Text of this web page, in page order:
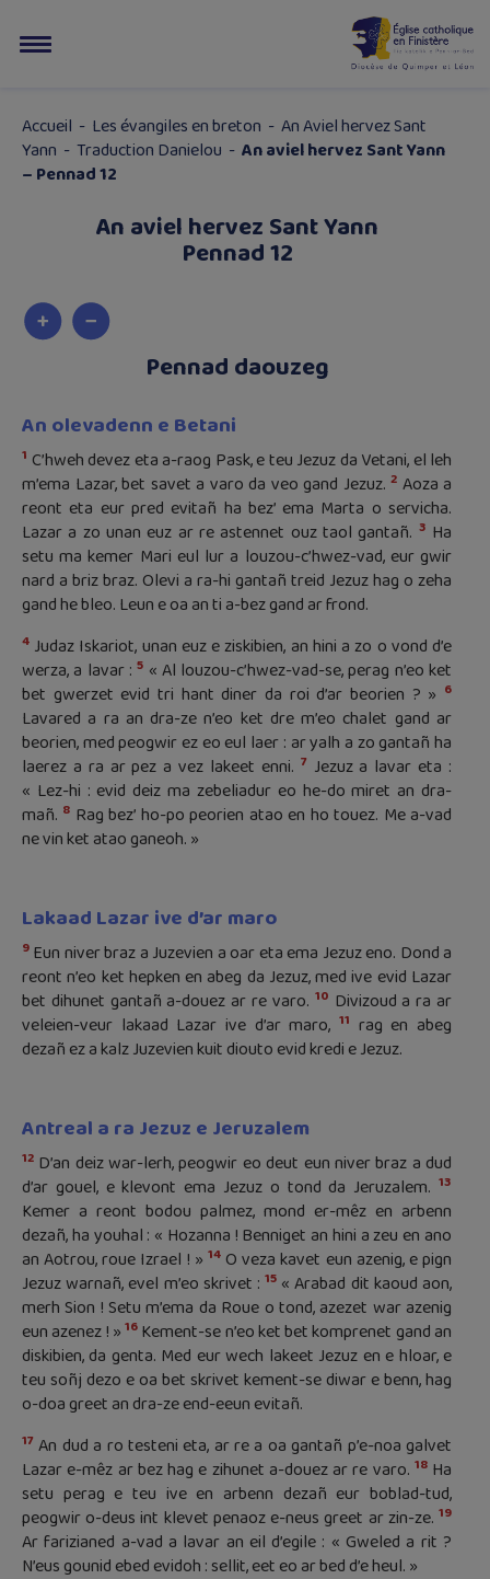
Accueil - Les évangiles en breton - An Aviel hervez Sant
Yann - Traduction Danielou - An aviel hervez Sant Yann
– Pennad 12
An aviel hervez Sant Yann
Pennad 12
Pennad daouzeg
An olevadenn e Betani
1 C’hweh devez eta a-raog Pask, e teu Jezuz da Vetani, el leh
m’ema Lazar, bet savet a varo da veo gand Jezuz. 2 Aoza a
reont eta eur pred evitañ ha bez’ ema Marta o servicha.
Lazar a zo unan euz ar re astennet ouz taol gantañ. 3 Ha
setu ma kemer Mari eul lur a louzou-c’hwez-vad, eur gwir
nard a briz braz. Olevi a ra-hi gantañ treid Jezuz hag o zeha
gand he bleo. Leun e oa an ti a-bez gand ar frond.
4 Judaz Iskariot, unan euz e ziskibien, an hini a zo o vond d’e
werza, a lavar :5 « Al louzou-c’hwez-vad-se, perag n’eo ket
bet gwerzet evid tri hant diner da roi d’ar beorien ? » 6
Lavared a ra an dra-ze n’eo ket dre m’eo chalet gand ar
beorien, med peogwir ez eo eul laer : ar yalh a zo gantañ ha
laerez a ra ar pez a vez lakeet enni. 7 Jezuz a lavar eta :
« Lez-hi : evid deiz ma zebeliadur eo he-do miret an dra-
mañ. 8 Rag bez’ ho-po peorien atao en ho touez. Me a-vad
ne vin ket atao ganeoh. »
Lakaad Lazar ive d’ar maro
9 Eun niver braz a Juzevien a oar eta ema Jezuz eno. Dond a
reont n’eo ket hepken en abeg da Jezuz, med ive evid Lazar
bet dihunet gantañ a-douez ar re varo. 10 Divizoud a ra ar
veleien-veur lakaad Lazar ive d’ar maro, 11 rag en abeg
dezañ ez a kalz Juzevien kuit diouto evid kredi e Jezuz.
Antreal a ra Jezuz e Jeruzalem
12 D’an deiz war-lerh, peogwir eo deut eun niver braz a dud
d’ar gouel, e klevont ema Jezuz o tond da Jeruzalem. 13
Kemer a reont bodou palmez, mond er-mêz en arbenn
dezañ, ha youhal : « Hozanna ! Benniget an hini a zeu en ano
an Aotrou, roue Izrael ! » 14O veza kavet eun azenig, e pign
Jezuz warnañ, evel m’eo skrivet :15 « Arabad dit kaoud aon,
merh Sion ! Setu m’ema da Roue o tond, azezet war azenig
eun azenez ! »16 Kement-se n’eo ket bet komprenet gand an
diskibien, da genta. Med eur wech lakeet Jezuz en e hloar, e
teu soñj dezo e oa bet skrivet kement-se diwar e benn, hag
o-doa greet an dra-ze end-eeun evitañ.
17 An dud a ro testeni eta, ar re a oa gantañ p’e-noa galvet
Lazar e-mêz ar bez hag e zihunet a-douez ar re varo. 18Ha
setu perag e teu ive en arbenn dezañ eur boblad-tud,
peogwir o-deus int klevet penaoz e-neus greet ar zin-ze. 19
Ar farizianed a-vad a lavar an eil d’egile : « Gweled a rit ?
N’eus gounid ebed evidoh : sellit, eet eo ar bed d’e heul. »